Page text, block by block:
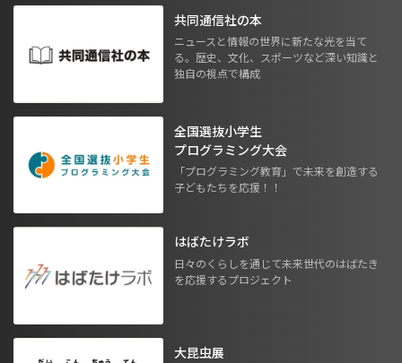
共同通信社の本
ニュースと情報の世界に新たな光を当て
る。歴史、文化、スポーツなど深い知識と
独自の視点で構成
全国選抜小学生
プログラミング大会
「プログラミング教育」で未来を創造する
子どもたちを応援！！
はばたけラボ
日々のくらしを通じて未来世代のはばたき
を応援するプロジェクト
大昆虫展